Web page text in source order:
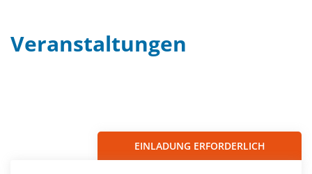
Veranstaltungen
EINLADUNG ERFORDERLICH